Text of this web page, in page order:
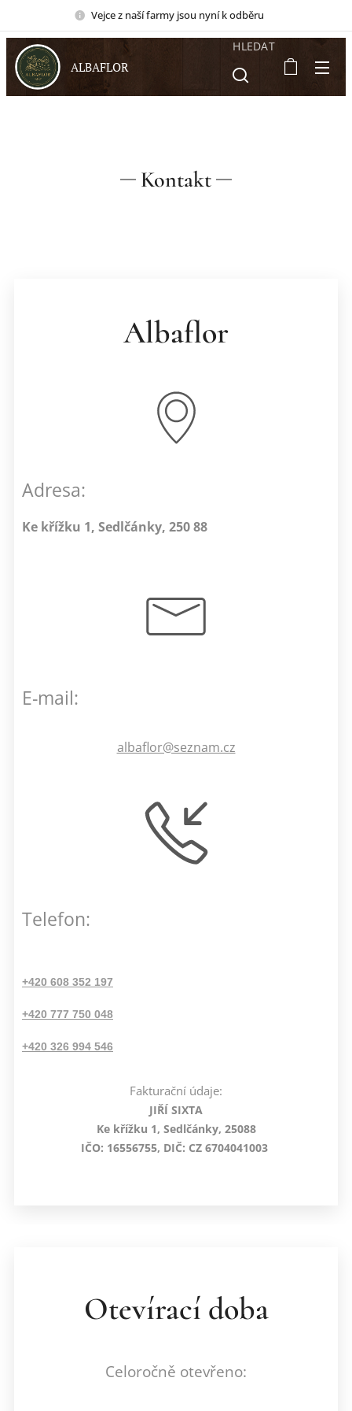
Vejce z naší farmy jsou nyní k odběru 🐓
ALBAFLOR
HLEDAT
Kontakt
Albaflor
Adresa:
Ke křížku 1, Sedlčánky, 250 88
E-mail:
albaflor@seznam.cz
Telefon:
+420 608 352 197
+420 777 750 048
+420 326 994 546
Fakturační údaje:
JIŘÍ SIXTA
Ke křížku 1, Sedlčánky, 25088
IČO: 16556755, DIČ: CZ 6704041003
Otevírací doba
Celoročně otevřeno: